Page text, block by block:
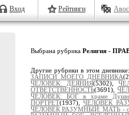
Вход Рейтинги
Выбрана рубрика Религия -
Другие рубрики в этом
ЗАПИСИ МОЕГО ДНЕВНИКА
ЧЕЛОВЕК: ДЕЯНИЯ(5302),
ОТВЕТСТВЕННОСТЬ(3691),
ЧЕЛОВЕК: БОГ в храме Души
ПОРТРЕТ(1937),ЧЕЛОВЕК
ЧЕЛОВЕК РАЗУМНЫЙ: МАТЬ -